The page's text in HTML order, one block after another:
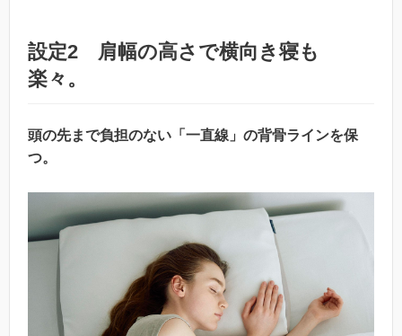
設定2 肩幅の高さで横向き寝も
楽々。
頭の先まで負担のない「一直線」の背骨ラインを保
つ。